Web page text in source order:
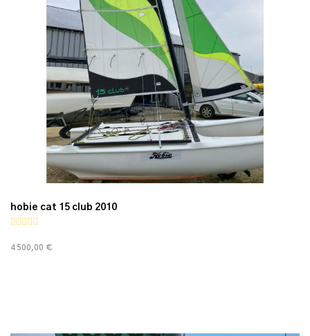
hobie cat 15 club 2010
4 500,00 €